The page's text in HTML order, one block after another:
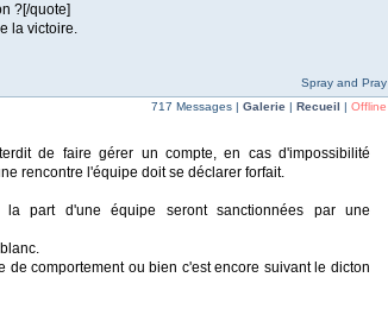
?[/quote]
la victoire.
Spray and Pray
717 Messages | Galerie | Recueil | Offline
de faire gérer un compte, en cas d'impossibilité
rencontre l'équipe doit se déclarer forfait.
part d'une équipe seront sanctionnées par une
de comportement ou bien c'est encore suivant le dicton